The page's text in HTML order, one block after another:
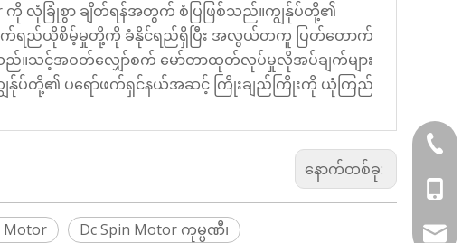
ကို လုံခြုံစွာ ချိတ်ရန်အတွက် စံပြဖြစ်သည်။ကျွန်ုပ်တို့၏
မျက်ရည်ယိုစိမ့်မှုတို့ကို ခံနိုင်ရည်ရှိပြီး အလွယ်တကူ ပြတ်တောက်
သည်။သင့်အဝတ်လျှော်စက် မော်တာထုတ်လုပ်မှုလိုအပ်ချက်များ
န်ုပ်တို့၏ ပရော်ဖက်ရှင်နယ်အဆင့် ကြိုးချည်ကြိုးကို ယုံကြည်
နောက်တစ်ခု:
Motor
Dc Spin Motor ကုမ္ပဏီ၊
+86-